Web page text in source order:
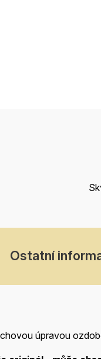
Ostatní
úpravou